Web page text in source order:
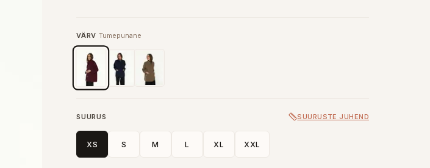
VÄRV Tumepunane
SUURUS SUURUSTE JUHEND
XS S M L XL XXL